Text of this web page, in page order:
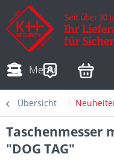
Menü
Adressen
Übersicht
Taschenmesser
"DOG TAG"